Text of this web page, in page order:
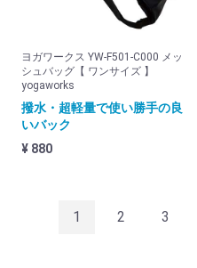
ヨガワークス YW-F501-C000 メッ
シュバッグ【 ワンサイズ 】
yogaworks
撥水・超軽量で使い勝手の良
いバック
¥ 880
1 2 3